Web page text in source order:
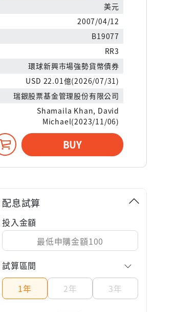
美元
2007/04/12
B19077
RR3
環球新興市場強勢貨幣債券
USD 22.01億(2026/07/31)
瑞銀股票基金管理股份有限公司
Shamaila Khan, David
Michael(2023/11/06)
BUY
配息試算
投入金額
試算區間
1年
2年 3年